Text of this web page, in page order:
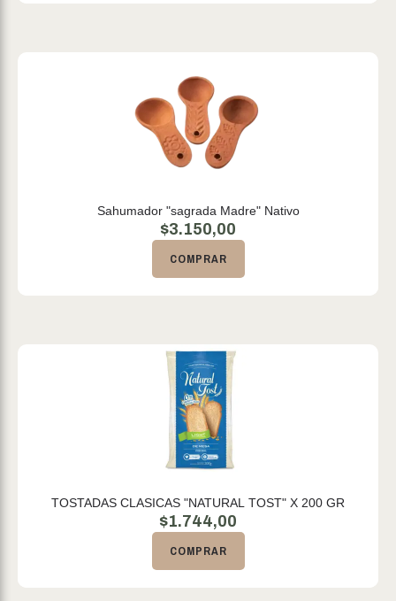
Sahumador "sagrada Madre" Nativo
$3.150,00
COMPRAR
TOSTADAS CLASICAS "NATURAL TOST" X 200 GR
$1.744,00
COMPRAR